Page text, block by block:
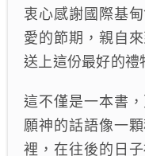
衷心感謝國際基
愛的節期，親自
送上這份最好的
這不僅是一本書
願神的話語像一
裡，在往後的日